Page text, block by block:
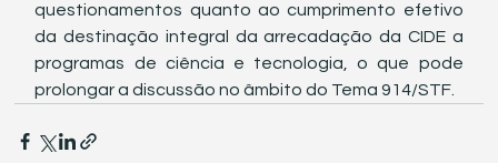
questionamentos quanto ao cumprimento efetivo
da destinação integral da arrecadação da CIDE a
programas de ciência e tecnologia, o que pode
prolongar a discussão no âmbito do Tema 914/STF.